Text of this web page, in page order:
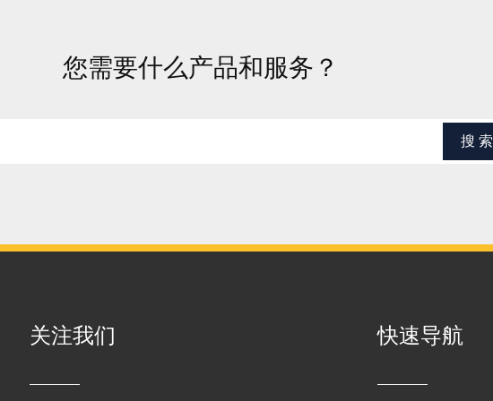
您需要什么产品和服务？
搜 索
关注我们 快速导航